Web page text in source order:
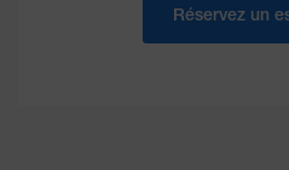
Réservez un